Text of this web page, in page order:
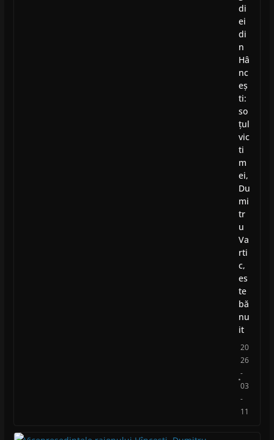
di
ei
di
n
Hâ
nc
eș
ti:
so
țul
vic
ti
m
ei,
Du
mi
tr
u
Va
rti
c,
es
te
bă
nu
it
20
26
-
03
-
11